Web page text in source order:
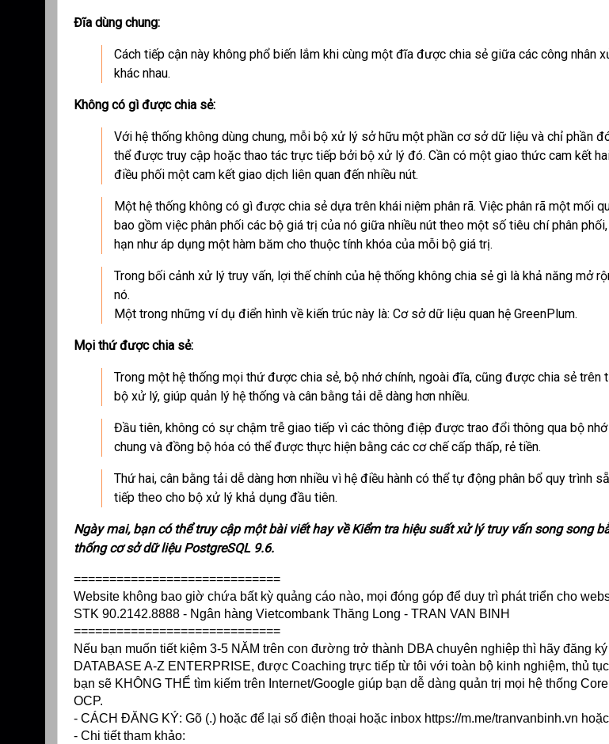
Đĩa dùng chung:
Cách tiếp cận này không phổ biến lắm khi cùng một đĩa được chia sẻ giữa các công nhân
khác nhau.
Không có gì được chia sẻ:
Với hệ thống không dùng chung, mỗi bộ xử lý sở hữu một phần cơ sở dữ liệu và chỉ phần
thể được truy cập hoặc thao tác trực tiếp bởi bộ xử lý đó. Cần có một giao thức cam kết
điều phối một cam kết giao dịch liên quan đến nhiều nút.
Một hệ thống không có gì được chia sẻ dựa trên khái niệm phân rã. Việc phân rã một mối
bao gồm việc phân phối các bộ giá trị của nó giữa nhiều nút theo một số tiêu chí phân
hạn như áp dụng một hàm băm cho thuộc tính khóa của mỗi bộ giá trị.
Trong bối cảnh xử lý truy vấn, lợi thế chính của hệ thống không chia sẻ gì là khả năng mở
nó.
Một trong những ví dụ điển hình về kiến trúc này là: Cơ sở dữ liệu quan hệ GreenPlum.
Mọi thứ được chia sẻ:
Trong một hệ thống mọi thứ được chia sẻ, bộ nhớ chính, ngoài đĩa, cũng được chia sẻ trên
bộ xử lý, giúp quản lý hệ thống và cân bằng tải dễ dàng hơn nhiều.
Đầu tiên, không có sự chậm trễ giao tiếp vì các thông điệp được trao đổi thông qua bộ
chung và đồng bộ hóa có thể được thực hiện bằng các cơ chế cấp thấp, rẻ tiền.
Thứ hai, cân bằng tải dễ dàng hơn nhiều vì hệ điều hành có thể tự động phân bổ quy trình
tiếp theo cho bộ xử lý khả dụng đầu tiên.
Ngày mai, bạn có thể truy cập một bài viết hay về Kiểm tra hiệu suất xử lý truy vấn song song
thống cơ sở dữ liệu PostgreSQL 9.6.
=============================
Website không bao giờ chứa bất kỳ quảng cáo nào, mọi đóng góp để duy trì phát triển cho
STK 90.2142.8888 - Ngân hàng Vietcombank Thăng Long - TRAN VAN BINH
=============================
Nếu bạn muốn tiết kiệm 3-5 NĂM trên con đường trở thành DBA chuyên nghiệp thì hãy đăng
DATABASE A-Z ENTERPRISE, được Coaching trực tiếp từ tôi với toàn bộ kinh nghiệm, thủ
bạn sẽ KHÔNG THỂ tìm kiếm trên Internet/Google giúp bạn dễ dàng quản trị mọi hệ thống
OCP.
- CÁCH ĐĂNG KÝ: Gõ (.) hoặc để lại số điện thoại hoặc inbox https://m.me/tranvanbinh.vn
- Chi tiết tham khảo: